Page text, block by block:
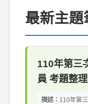
最新主題
110年第三
員 考題整
描述： 110年第